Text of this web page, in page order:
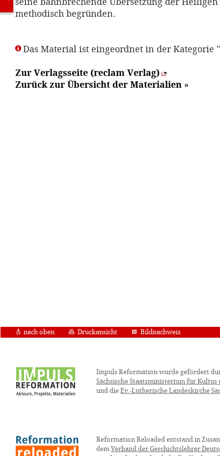
methodisch begründen.
Das Material ist eingeordnet in der Kategorie
Zur Verlagsseite (reclam Verlag)
Zurück zur Übersicht der Materialien »
nach oben Druckansicht Bildnachweis
Impuls Reformation wurde gefördert
Sächsische Staatsministerium für Kultus
und die Ev.-Lutherische Landeskirche
Reformation Reloaded entstand in
dem Verband der Geschichtslehrer